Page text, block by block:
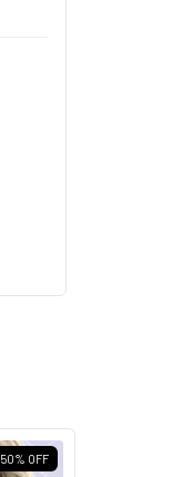
50% OFF